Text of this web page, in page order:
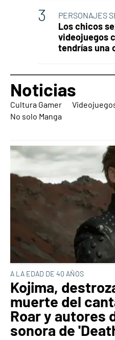
PERSONAJES
Los chicos
videojuegos
tendrías una
Noticias
Cultura Gamer
No solo Manga
A LA EDAD DE 40 AÑOS
Kojima,
muerte del
Roar y autores
sonora de